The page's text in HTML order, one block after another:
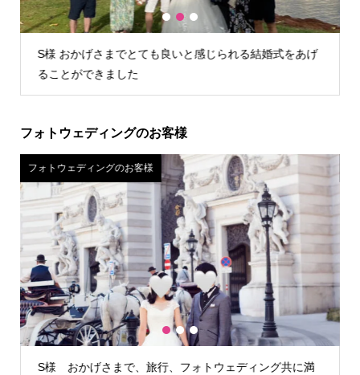
結婚式をあげ
U様 店舗が遠かったので自宅試着しましたが、
試着できお値段含めてこちらに決めました。
1 2 3
フォトウェディングのお客様
ィング共に満
H様 カメラマンさんが雨の降らない時間を見計
フォトウェディングのお客様
1 2 3